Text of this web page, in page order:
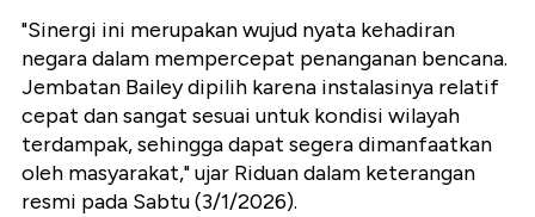
"Sinergi ini merupakan wujud nyata kehadiran
negara dalam mempercepat penanganan bencana.
Jembatan Bailey dipilih karena instalasinya relatif
cepat dan sangat sesuai untuk kondisi wilayah
terdampak, sehingga dapat segera dimanfaatkan
oleh masyarakat," ujar Riduan dalam keterangan
resmi pada Sabtu (3/1/2026).